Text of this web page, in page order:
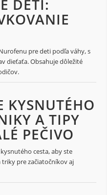
DETI:
pre deti podľa váhy, s
dieťaťa. Obsahuje dôležité
KYSNUTÉHO
A TIPY
PEČIVO
cesta, aby ste
pre začiatočníkov aj